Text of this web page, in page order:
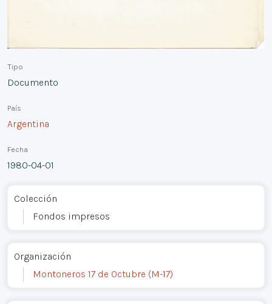
Tipo
Documento
País
Argentina
Fecha
1980-04-01
Colección
Fondos impresos
Organización
Montoneros 17 de Octubre (M-17)